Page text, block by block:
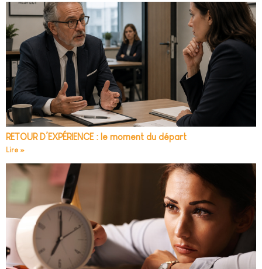
RETOUR D’EXPÉRIENCE : le moment du départ
Lire »